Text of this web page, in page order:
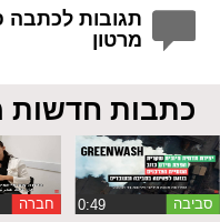
מרטון
כתבות חדשות
סביבה חברה